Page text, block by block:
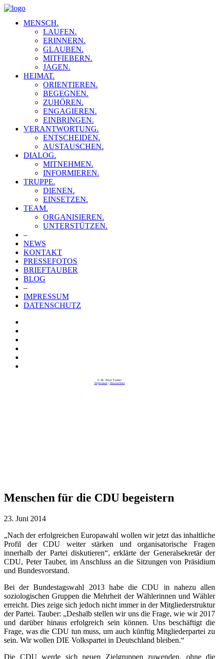
MENSCH.
LAUFEN.
ERINNERN.
GLAUBEN.
MITFIEBERN.
JAGEN.
HEIMAT.
ORIENTIEREN.
BEGEGNEN.
ZUHÖREN.
ENGAGIEREN.
EINBRINGEN.
VERANTWORTUNG.
ENTSCHEIDEN.
AUSTAUSCHEN.
DIALOG.
MITNEHMEN.
INFORMIEREN.
TRUPPE.
DIENEN.
EINSETZEN.
TEAM.
ORGANISIEREN.
UNTERSTÜTZEN.
–
NEWS
KONTAKT
PRESSEFOTOS
BRIEFTAUBER
BLOG
–
IMPRESSUM
DATENSCHUTZ
© Dr. Peter Tauber
Impressum| Datenschutz
Menschen für die CDU begeistern
23. Juni 2014
„Nach der erfolgreichen Europawahl wollen wir jetzt das inhaltliche
Profil der CDU weiter stärken und organisatorische Fragen
innerhalb der Partei diskutieren“, erklärte der Generalsekretär der
CDU, Peter Tauber, im Anschluss an die Sitzungen von Präsidium
und Bundesvorstand.
Bei der Bundestagswahl 2013 habe die CDU in nahezu allen
soziologischen Gruppen die Mehrheit der Wählerinnen und Wähler
erreicht. Dies zeige sich jedoch nicht immer in der Mitgliederstruktur
der Partei. Tauber: „Deshalb stellen wir uns die Frage, wie wir 2017
und darüber hinaus erfolgreich sein können. Uns beschäftigt die
Frage, was die CDU tun muss, um auch künftig Mitgliederpartei zu
sein. Wir wollen DIE Volkspartei in Deutschland bleiben.“
Die CDU werde sich neuen Zielgruppen zuwenden, ohne die